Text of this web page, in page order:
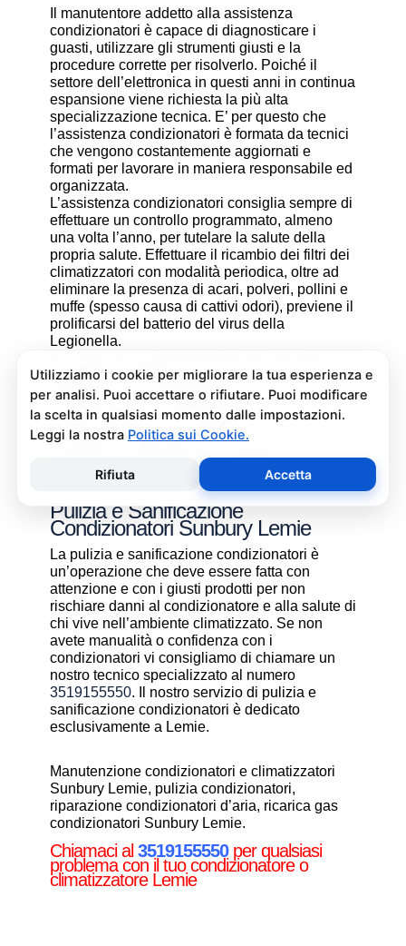
Il manutentore addetto alla assistenza
condizionatori è capace di diagnosticare i
guasti, utilizzare gli strumenti giusti e la
procedure corrette per risolverlo. Poiché il
settore dell’elettronica in questi anni in continua
espansione viene richiesta la più alta
specializzazione tecnica. E’ per questo che
l’assistenza condizionatori è formata da tecnici
che vengono costantemente aggiornati e
formati per lavorare in maniera responsabile ed
organizzata.
L’assistenza condizionatori consiglia sempre di
effettuare un controllo programmato, almeno
una volta l’anno, per tutelare la salute della
propria salute. Effettuare il ricambio dei filtri dei
climatizzatori con modalità periodica, oltre ad
eliminare la presenza di acari, polveri, pollini e
muffe (spesso causa di cattivi odori), previene il
prolificarsi del batterio del virus della
Legionella.
assistenza condizionatori una consulenza
gratuita per un montaggio di un nuovo
condizionatore o sulle ultime normative in
materia di risparmio energetico.
La salute e il benessere sono quindi essere gli
obiettivi fondamentali di un addetto alla
assistenza condizionatori.
Pulizia e Sanificazione
Condizionatori Sunbury Lemie
La pulizia e sanificazione condizionatori è
un’operazione che deve essere fatta con
attenzione e con i giusti prodotti per non
rischiare danni al condizionatore e alla salute di
chi vive nell’ambiente climatizzato. Se non
avete manualità o confidenza con i
condizionatori vi consigliamo di chiamare un
nostro tecnico specializzato al numero
3519155550. Il nostro servizio di pulizia e
sanificazione condizionatori è dedicato
esclusivamente a Lemie.
Manutenzione condizionatori e climatizzatori
Sunbury Lemie, pulizia condizionatori,
riparazione condizionatori d’aria, ricarica gas
condizionatori Sunbury Lemie.
Chiamaci al 3519155550per qualsiasi
problema con il tuo condizionatore o
climatizzatore Lemie